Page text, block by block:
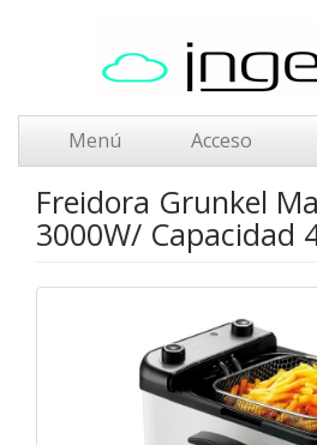
Menú Acceso
Freidora Grunkel
3000W/ Capacidad